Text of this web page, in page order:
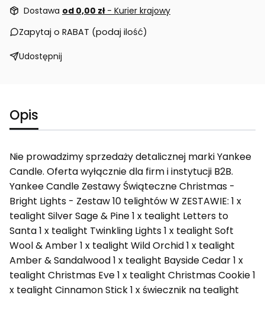
Dostawa od 0,00 zł - Kurier krajowy
Zapytaj o RABAT (podaj ilość)
Udostępnij
Opis
Nie prowadzimy sprzedaży detalicznej marki Yankee
Candle. Oferta wyłącznie dla firm i instytucji B2B.
Yankee Candle Zestawy Świąteczne Christmas -
Bright Lights - Zestaw 10 telightów W ZESTAWIE: 1 x
tealight Silver Sage & Pine 1 x tealight Letters to
Santa 1 x tealight Twinkling Lights 1 x tealight Soft
Wool & Amber 1 x tealight Wild Orchid 1 x tealight
Amber & Sandalwood 1 x tealight Bayside Cedar 1 x
tealight Christmas Eve 1 x tealight Christmas Cookie 1
x tealight Cinnamon Stick 1 x świecznik na tealight